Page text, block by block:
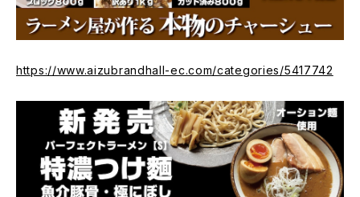
https://www.aizubrandhall-ec.com/categories/5417742